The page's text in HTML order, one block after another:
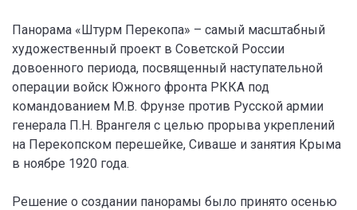
Панорама «Штурм Перекопа» – самый масштабный
художественный проект в Советской России
довоенного периода, посвященный наступательной
операции войск Южного фронта РККА под
командованием М.В. Фрунзе против Русской армии
генерала П.Н. Врангеля с целью прорыва укреплений
на Перекопском перешейке, Сиваше и занятия Крыма
в ноябре 1920 года.
Решение о создании панорамы было принято осенью